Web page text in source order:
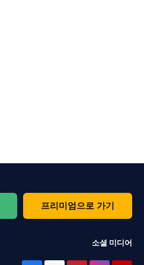
프리미엄으로 가기
소셜 미디어